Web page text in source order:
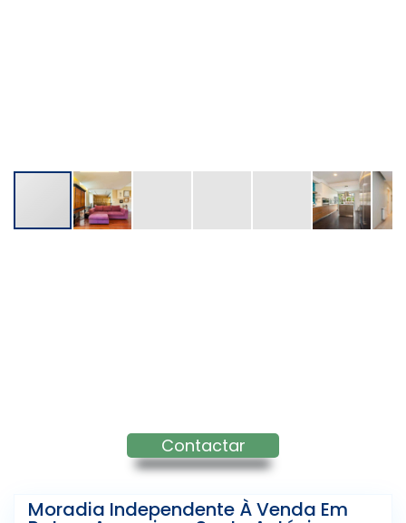
Contactar
Moradia Independente À Venda Em